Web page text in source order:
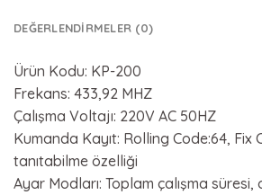
DEĞERLENDIRMELER (0)
Ürün Kodu: KP-200
Frekans: 433,92 MHZ
Çalışma Voltajı: 220V AC 50HZ
Kumanda Kayıt: Rolling Code:64, Fix
tanıtabilme özelliği
Ayar Modları: Toplam çalışma